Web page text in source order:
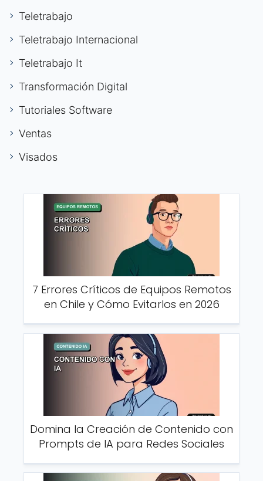
Teletrabajo
Teletrabajo Internacional
Teletrabajo It
Transformación Digital
Tutoriales Software
Ventas
Visados
7 Errores Críticos de Equipos Remotos
en Chile y Cómo Evitarlos en 2026
Domina la Creación de Contenido con
Prompts de IA para Redes Sociales